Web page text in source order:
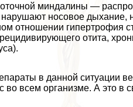
миндалины —
носовое
отношении гипертрофия
отита,
в данной ситуации
во всем организме. А это в